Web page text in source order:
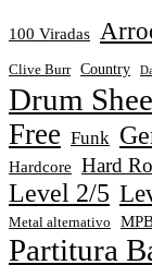
100 Viradas
Clive Burr Country
Drum
Free Funk
Hardcore Hard
Level 2/5
Metal alternativo
Partitura